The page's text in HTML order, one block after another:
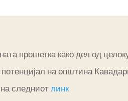
прошетка како дел од
на општина
на следниотлинк